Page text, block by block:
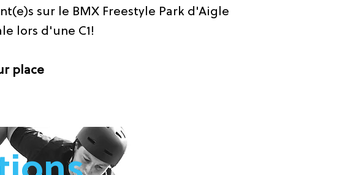
sur le BMX Freestyle Park d'Aigle
lors d'une C1!
place